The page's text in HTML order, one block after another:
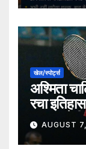
खेल/स्पोर्ट्स
अश्मिता
रचा
हराकर
AUGUST